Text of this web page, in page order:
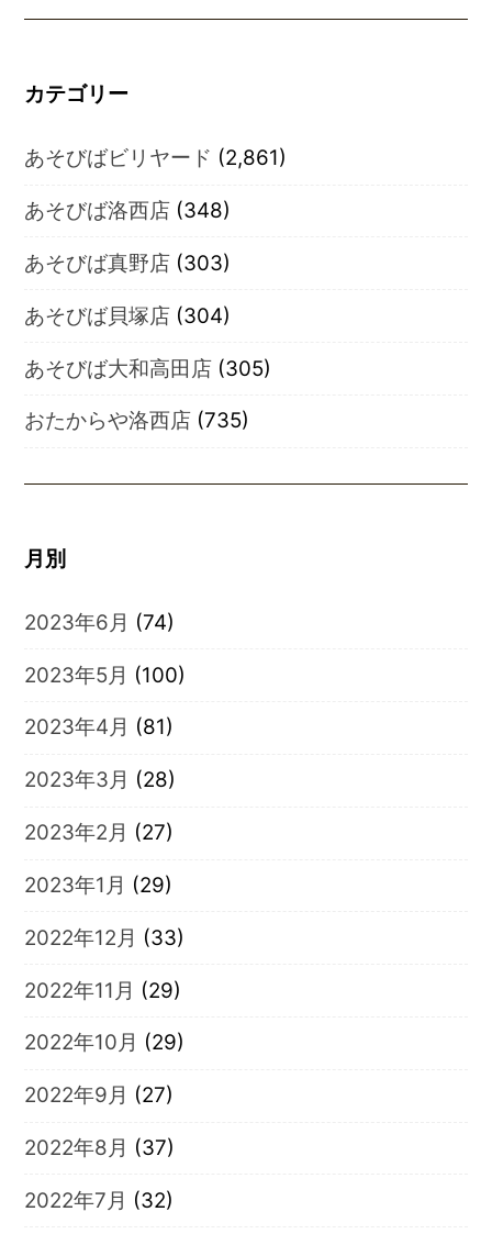
カテゴリー
あそびばビリヤード (2,861)
あそびば洛西店 (348)
あそびば真野店 (303)
あそびば貝塚店 (304)
あそびば大和高田店 (305)
おたからや洛西店 (735)
月別
2023年6月 (74)
2023年5月 (100)
2023年4月 (81)
2023年3月 (28)
2023年2月 (27)
2023年1月 (29)
2022年12月 (33)
2022年11月 (29)
2022年10月 (29)
2022年9月 (27)
2022年8月 (37)
2022年7月 (32)